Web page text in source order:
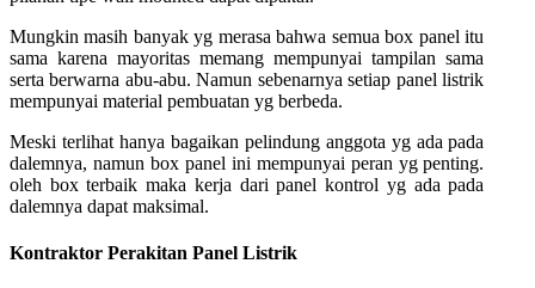
Mungkin masih banyak yg merasa bahwa semua box panel itu
sama karena mayoritas memang mempunyai tampilan sama
serta berwarna abu-abu. Namun sebenarnya setiap panel listrik
mempunyai material pembuatan yg berbeda.
Meski terlihat hanya bagaikan pelindung anggota yg ada pada
dalemnya, namun box panel ini mempunyai peran yg penting.
oleh box terbaik maka kerja dari panel kontrol yg ada pada
dalemnya dapat maksimal.
Kontraktor Perakitan Panel Listrik